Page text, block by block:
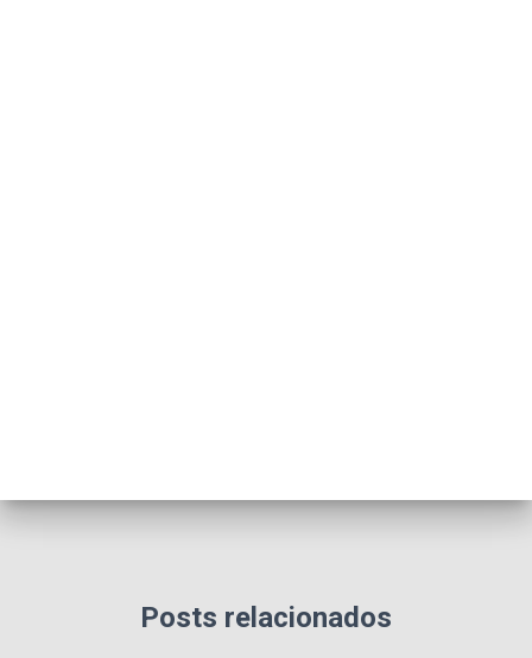
Posts relacionados